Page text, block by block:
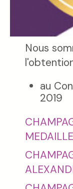
Nous
au
2019